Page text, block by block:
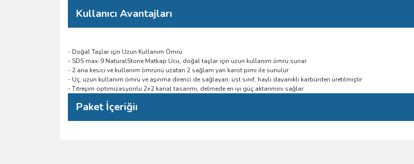
Kullanıcı Avantajları
- Doğal Taşlar için Uzun Kullanım Ömrü
- SDS max-9 NaturalStone Matkap Ucu, doğal taşlar için uzun kullanım ömrü sunar
- 2 ana kesici ve kullanım ömrünü uzatan 2 sağlam yan karot pimi ile sunulur
- Uç, uzun kullanım ömrü ve aşınma direnci de sağlayan, üst sınıf, hayli dayanıklı karbürden üretilmiştir
- Titreşim optimizasyonlu 2+2 kanal tasarımı, delmede en iyi güç aktarımını sağlar
Paket İçeriğiı